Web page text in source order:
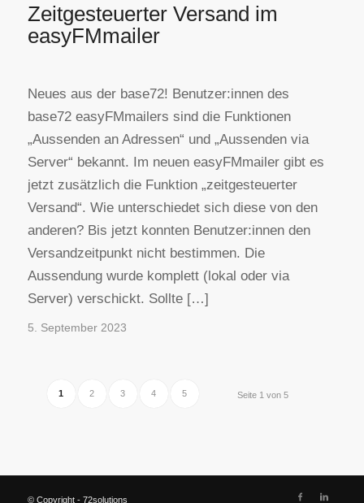
Zeitgesteuerter Versand im
easyFMmailer
Neues aus der base72! Benutzer:innen des
base72 easyFMmailers sind die Funktionen
„Aussenden an Adressen“ und „Aussenden via
Server“ bekannt. Im neuen easyFMmailer gibt es
jetzt zusätzlich die Funktion „zeitgesteuerter
Versand“. Wie unterschiedet sich diese von den
anderen? Bis jetzt konnten Benutzer:innen den
Versandzeitpunkt nicht bestimmen. Die
Aussendung wurde komplett (lokal oder via
Server) verschickt. Sollte […]
5. September 2023
Seite 1 von 5
1 2 3 4 5
© Copyright - 72solutions